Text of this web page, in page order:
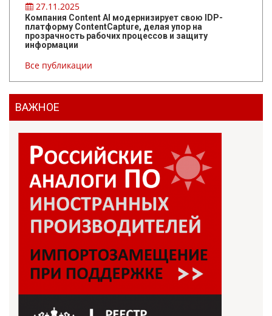
27.11.2025
Компания Content AI модернизирует свою IDP-
платформу ContentCapture, делая упор на
прозрачность рабочих процессов и защиту
информации
Все публикации
ВАЖНОЕ